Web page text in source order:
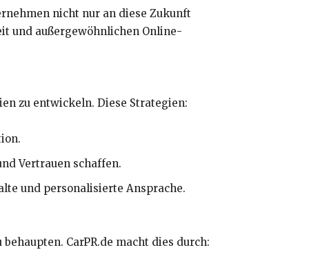
nicht nur an diese Zukunft
und außergewöhnlichen Online-
zu entwickeln. Diese Strategien:
Vertrauen schaffen.
und personalisierte Ansprache.
CarPR.de macht dies durch: